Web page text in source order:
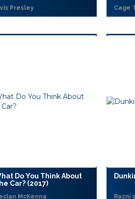
Presley Cage
Do You Think About
Car? (2017)
McKenna Razni